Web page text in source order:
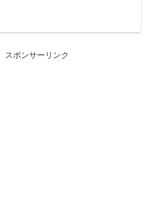
スポンサーリンク